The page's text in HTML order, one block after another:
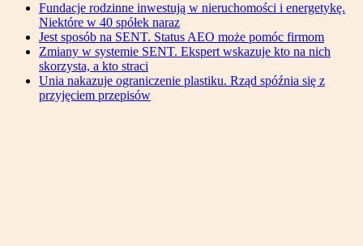
Fundacje rodzinne inwestują w nieruchomości i energetykę.
Niektóre w 40 spółek naraz
Jest sposób na SENT. Status AEO może pomóc firmom
Zmiany w systemie SENT. Ekspert wskazuje kto na nich
skorzysta, a kto straci
Unia nakazuje ograniczenie plastiku. Rząd spóźnia się z
przyjęciem przepisów